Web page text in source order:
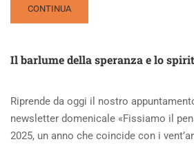
READ
MORE
FINE
MONDO
CONTINUA
Il barlume della speranza e lo
Riprende da oggi il nostro
newsletter domenicale «Fissiamo il
2025, un anno che coincide con i